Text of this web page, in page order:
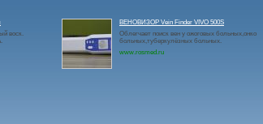
воск.
ВЕНОВИЗОР Vein Finder VIVO 500S
Облегчает поиск вен у ожоговых больных,онко
больных,туберкулёзных больных.
www.rosmed.ru